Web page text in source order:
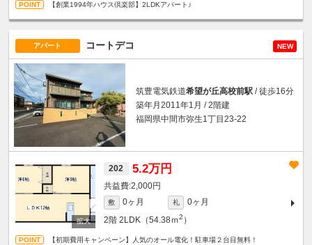
【創業1994年ハウス倶楽部】2LDKアパート♪
アパート コートデコ NEW
筑豊電気鉄道希望が丘高校前駅 / 徒歩16分
築年月2011年1月 / 2階建
福岡県中間市弥生1丁目23-22
202 5.2万円
2,000円
敷 0ヶ月 礼
0ヶ月
2階 2LDK（54.38ｍ2 ）
【初期費用キャンペーン】人気のオール電化！駐車場２台目無料！